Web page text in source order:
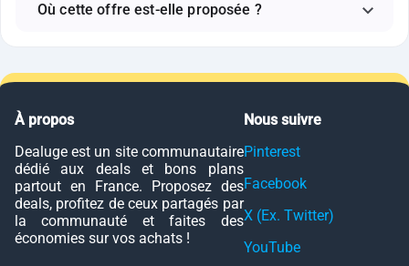
Où cette offre est-elle proposée ?
À propos
Dealuge est un site communautaire
dédié aux deals et bons plans
partout en France. Proposez des
deals, profitez de ceux partagés par
la communauté et faites des
économies sur vos achats !
Nous suivre
Pinterest
Facebook
X (Ex. Twitter)
YouTube